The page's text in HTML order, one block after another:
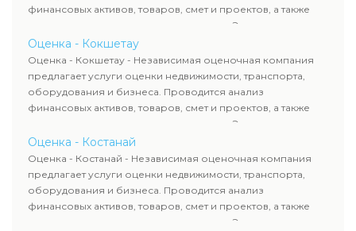
финансовых активов, товаров, смет и проектов, а также
оценка животных и недропользования. Эксперты
определяют рыночную стоимость имущества и
рассчитывают ущерб. Все отчеты соответствуют
требованиям законодательства и используются для
сделок, кредитования и судебных процессов.
Оценка - Кокшетау
Оценка - Кокшетау - Независимая оценочная компания
предлагает услуги оценки недвижимости, транспорта,
оборудования и бизнеса. Проводится анализ
финансовых активов, товаров, смет и проектов, а также
оценка животных и недропользования. Эксперты
определяют рыночную стоимость имущества и
рассчитывают ущерб. Все отчеты соответствуют
требованиям законодательства и используются для
сделок, кредитования и судебных процессов.
Оценка - Костанай
Оценка - Костанай - Независимая оценочная компания
предлагает услуги оценки недвижимости, транспорта,
оборудования и бизнеса. Проводится анализ
финансовых активов, товаров, смет и проектов, а также
оценка животных и недропользования. Эксперты